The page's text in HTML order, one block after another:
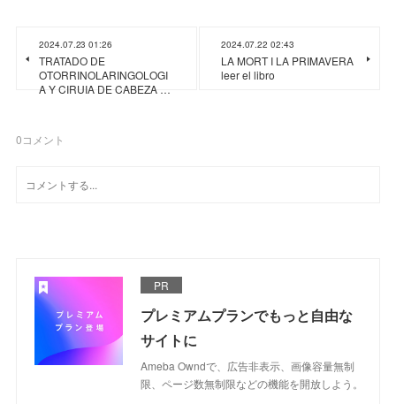
2024.07.23 01:26
TRATADO DE
OTORRINOLARINGOLOGI
A Y CIRUIA DE CABEZA …
2024.07.22 02:43
LA MORT I LA PRIMAVERA
leer el libro
0コメント
PR
プレミアムプランでもっと自由な
サイトに
Ameba Owndで、広告非表示、画像容量無制
限、ページ数無制限などの機能を開放しよう。